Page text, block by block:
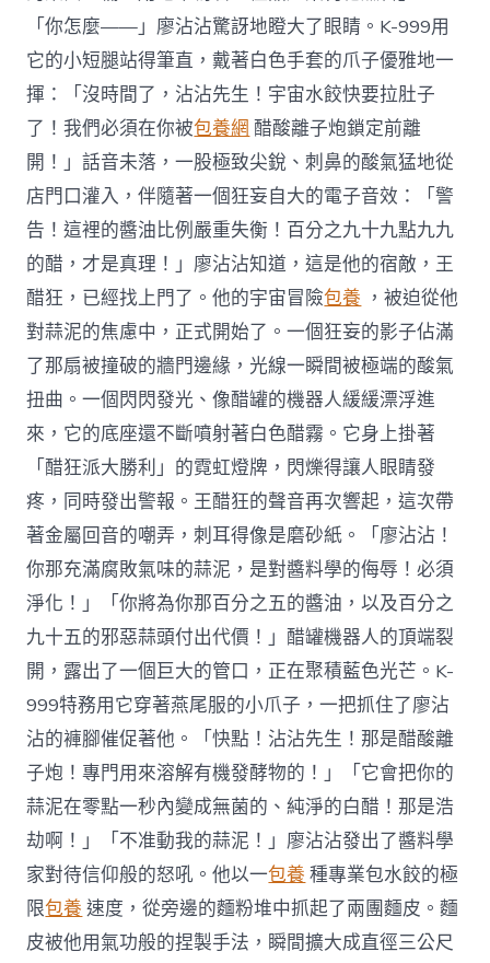
「你怎麼——」廖沾沾驚訝地瞪大了眼睛。K-999用
它的小短腿站得筆直，戴著白色手套的爪子優雅地一
揮：「沒時間了，沾沾先生！宇宙水餃快要拉肚子
了！我們必須在你被包養網 醋酸離子炮鎖定前離
開！」話音未落，一股極致尖銳、刺鼻的酸氣猛地從
店門口灌入，伴隨著一個狂妄自大的電子音效：「警
告！這裡的醬油比例嚴重失衡！百分之九十九點九九
的醋，才是真理！」廖沾沾知道，這是他的宿敵，王
醋狂，已經找上門了。他的宇宙冒險包養 ，被迫從他
對蒜泥的焦慮中，正式開始了。一個狂妄的影子佔滿
了那扇被撞破的牆門邊緣，光線一瞬間被極端的酸氣
扭曲。一個閃閃發光、像醋罐的機器人緩緩漂浮進
來，它的底座還不斷噴射著白色醋霧。它身上掛著
「醋狂派大勝利」的霓虹燈牌，閃爍得讓人眼睛發
疼，同時發出警報。王醋狂的聲音再次響起，這次帶
著金屬回音的嘲弄，刺耳得像是磨砂紙。「廖沾沾！
你那充滿腐敗氣味的蒜泥，是對醬料學的侮辱！必須
淨化！」「你將為你那百分之五的醬油，以及百分之
九十五的邪惡蒜頭付出代價！」醋罐機器人的頂端裂
開，露出了一個巨大的管口，正在聚積藍色光芒。K-
999特務用它穿著燕尾服的小爪子，一把抓住了廖沾
沾的褲腳催促著他。「快點！沾沾先生！那是醋酸離
子炮！專門用來溶解有機發酵物的！」「它會把你的
蒜泥在零點一秒內變成無菌的、純淨的白醋！那是浩
劫啊！」「不准動我的蒜泥！」廖沾沾發出了醬料學
家對待信仰般的怒吼。他以一包養 種專業包水餃的極
限包養 速度，從旁邊的麵粉堆中抓起了兩團麵皮。麵
皮被他用氣功般的捏製手法，瞬間擴大成直徑三公尺